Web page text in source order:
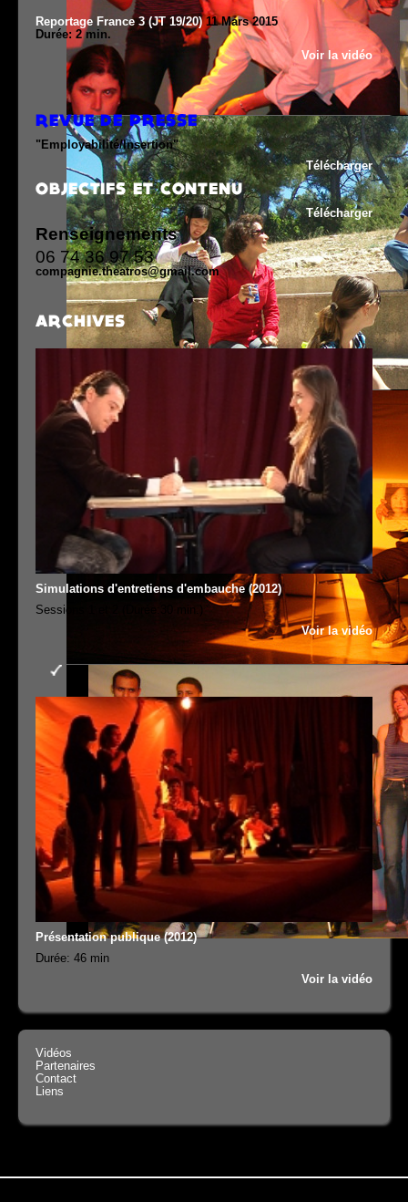
Reportage France 3 (JT 19/20)11 Mars 2015
Durée: 2 min.
Voir la vidéo
REVUE DE PRESSE
"Employabilité/Insertion"
Télécharger
OBJECTIFS ET CONTENU
Télécharger
Renseignements
06 74 36 97 53
compagnie.theatros@gmail.com
ARCHIVES
Simulations d'entretiens d'embauche (2012)
Sessions 1 et 2 (Durée:30 min.)
Voir la vidéo
Présentation publique (2012)
Durée: 46 min
Voir la vidéo
Vidéos
Partenaires
Contact
Liens